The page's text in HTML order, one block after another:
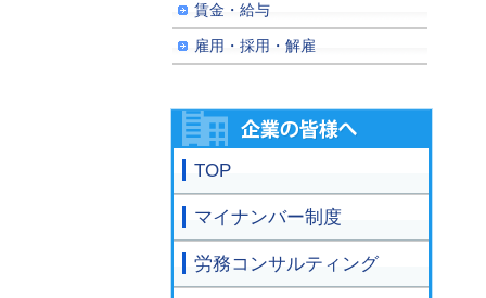
賃金・給与
雇用・採用・解雇
TOP
マイナンバー制度
労務コンサルティング